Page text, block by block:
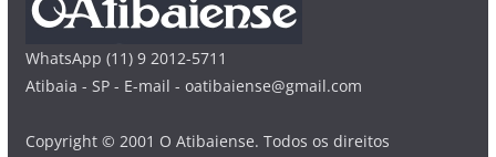
WhatsApp (11) 9 2012-5711
Atibaia - SP - E-mail - oatibaiense@gmail.com
Copyright © 2001 O Atibaiense. Todos os direitos